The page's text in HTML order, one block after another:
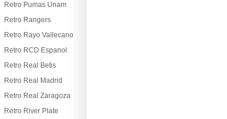
Retro Pumas Unam
Retro Rangers
Retro Rayo Vallecano
Retro RCD Espanol
Retro Real Betis
Retro Real Madrid
Retro Real Zaragoza
Retro River Plate